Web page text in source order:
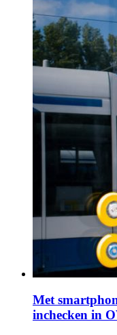
Met
inchecken in